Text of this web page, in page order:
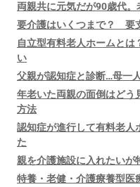
両親共に元気だが90歳代
要介護はいくつまで？ 要
自立型有料老人ホームと
い
父親が認知症と診断…母一
年老いた両親の面倒はど
方法
認知症が進行して有料老人
た
親を介護施設に入れたい
特養・老健・介護療養型医